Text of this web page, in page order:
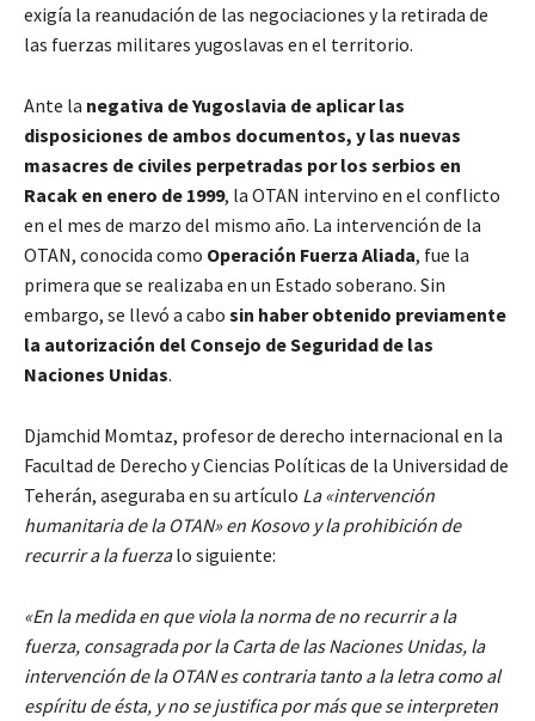
exigía la reanudación de las negociaciones y la retirada de
las fuerzas militares yugoslavas en el territorio.
Ante la negativa de Yugoslavia de aplicar las
disposiciones de ambos documentos, y las nuevas
masacres de civiles perpetradas por los serbios en
Racak en enero de 1999, la OTAN intervino en el conflicto
en el mes de marzo del mismo año. La intervención de la
OTAN, conocida como Operación Fuerza Aliada, fue la
primera que se realizaba en un Estado soberano. Sin
embargo, se llevó a cabo sin haber obtenido previamente
la autorización del Consejo de Seguridad de las
Naciones Unidas.
Djamchid Momtaz, profesor de derecho internacional en la
Facultad de Derecho y Ciencias Políticas de la Universidad de
Teherán, aseguraba en su artículo La «intervención
humanitaria de la OTAN» en Kosovo y la prohibición de
recurrir a la fuerzalo siguiente:
«En la medida en que viola la norma de no recurrir a la
fuerza, consagrada por la Carta de las Naciones Unidas, la
intervención de la OTAN es contraria tanto a la letra como al
espíritu de ésta, y no se justifica por más que se interpreten